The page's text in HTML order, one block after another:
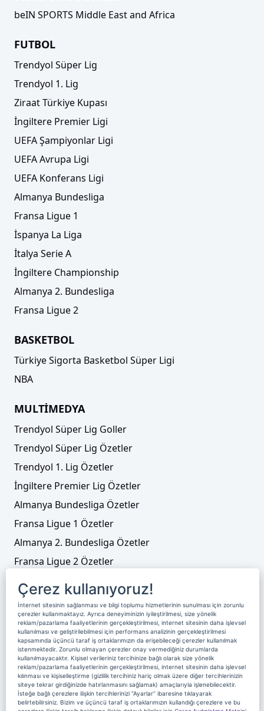
beIN SPORTS Middle East and Africa
FUTBOL
Trendyol Süper Lig
Trendyol 1. Lig
Ziraat Türkiye Kupası
İngiltere Premier Ligi
UEFA Şampiyonlar Ligi
UEFA Avrupa Ligi
UEFA Konferans Ligi
Almanya Bundesliga
Fransa Ligue 1
İspanya La Liga
İtalya Serie A
İngiltere Championship
Almanya 2. Bundesliga
Fransa Ligue 2
BASKETBOL
Türkiye Sigorta Basketbol Süper Ligi
NBA
MULTİMEDYA
Trendyol Süper Lig Goller
Trendyol Süper Lig Özetler
Trendyol 1. Lig Özetler
İngiltere Premier Lig Özetler
Almanya Bundesliga Özetler
Fransa Ligue 1 Özetler
Almanya 2. Bundesliga Özetler
Fransa Ligue 2 Özetler
Tenis
Video Liste
Foto Galeriler
Üyelik Yayın Akışı Reklam
Site Sözleşmesi
Künye ve İletişim
Çerez Politikası
Çerez Yönetimi
Veri Sahibi Başvuru Formu
Nereden İzlerim
Çerez kullanıyoruz!
İnternet sitesinin sağlanması ve bilgi toplumu hizmetlerinin sunulması için zorunlu
çerezler kullanmaktayız. Ayrıca deneyiminizin iyileştirilmesi, size yönelik
reklam/pazarlama faaliyetlerinin gerçekleştirilmesi, internet sitesinin daha işlevsel
kullanılması ve geliştirilebilmesi için performans analizinin gerçekleştirilmesi
kapsamında üçüncü taraf iş ortaklarımızın da erişebileceği çerezler kullanılmak
istenmektedir. Zorunlu olmayan çerezler onay vermediğiniz durumlarda
kullanılmayacaktır. Kişisel verileriniz tercihinize bağlı olarak size yönelik
reklam/pazarlama faaliyetlerinin gerçekleştirilmesi, internet sitesinin daha işlevsel
kılınması ve kişiselleştirme (gizlilik tercihiniz hariç olmak üzere diğer tercihlerinizin
siteye tekrar girdiğinizde hatırlanmasını sağlamak) amaçlarıyla işlenebilecektir.
İsteğe bağlı çerezlere ilişkin tercihlerinizi “Ayarlar” ibaresine tıklayarak
belirtebilirsiniz. Bizim ve üçüncü taraf iş ortaklarımızın kullandığı çerezlere ve bu